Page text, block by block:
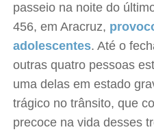
passeio na noite do
456, em Aracruz,
adolescentes. Até o
outras quatro pessoas
uma delas em estado
trágico no trânsito, que
precoce na vida desses